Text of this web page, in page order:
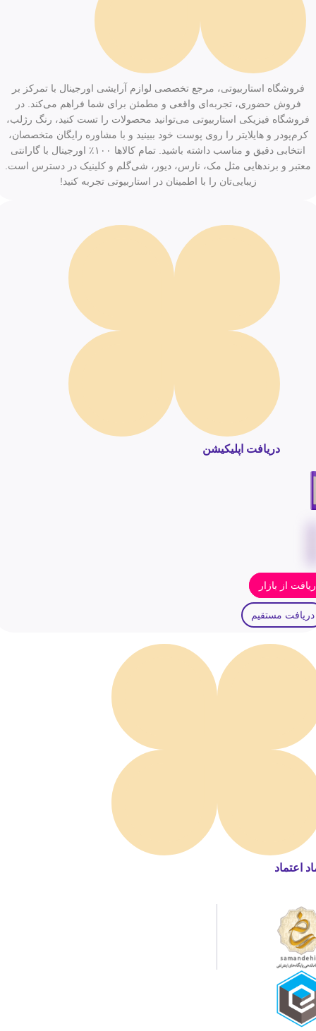
فروشگاه استاربیوتی، مرجع تخصصی لوازم آرایشی اورجینال با تمرکز بر
فروش حضوری، تجربه‌ای واقعی و مطمئن برای شما فراهم می‌کند. در
فروشگاه فیزیکی استاربیوتی می‌توانید محصولات را تست کنید، رنگ رژلب،
کرم‌پودر و هایلایتر را روی پوست خود ببینید و با مشاوره رایگان متخصصان،
انتخابی دقیق و مناسب داشته باشید. تمام کالاها ۱۰۰٪ اورجینال با گارانتی
معتبر و برندهایی مثل مک، نارس، دیور، شی‌گلم و کلینیک در دسترس است.
زیبایی‌تان را با اطمینان در استاربیوتی تجربه کنید!
دریافت اپلیکیشن
از بازار
دریافت مستقیم
اعتماد